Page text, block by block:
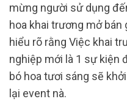
mừng người sử dụng
hoa khai trương mở bán
hiểu rõ rằng Việc khai
nghiệp mới là 1 sự kiện
bó hoa tươi sáng sẽ
lại event nà.